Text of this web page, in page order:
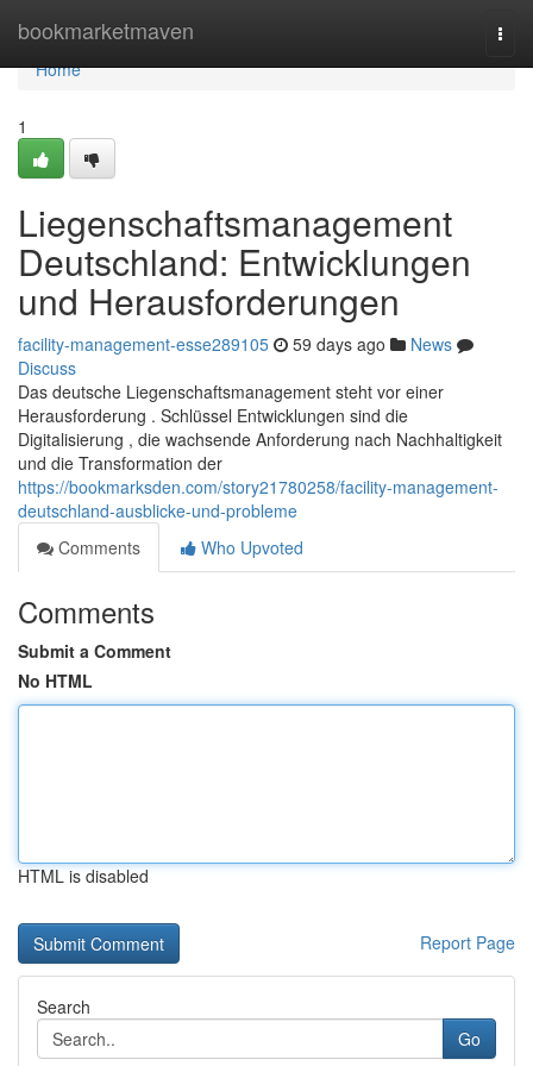
bookmarketmaven
Home
Home
1
Liegenschaftsmanagement
Deutschland: Entwicklungen
und Herausforderungen
facility-management-esse289105 59 days ago
News
Discuss
Das deutsche Liegenschaftsmanagement steht vor einer
Herausforderung . Schlüssel Entwicklungen sind die
Digitalisierung , die wachsende Anforderung nach Nachhaltigkeit
und die Transformation der
https://bookmarksden.com/story21780258/facility-management-
deutschland-ausblicke-und-probleme
Comments
Who Upvoted
Comments
Submit a Comment
No HTML
HTML is disabled
Report Page
Search
Go